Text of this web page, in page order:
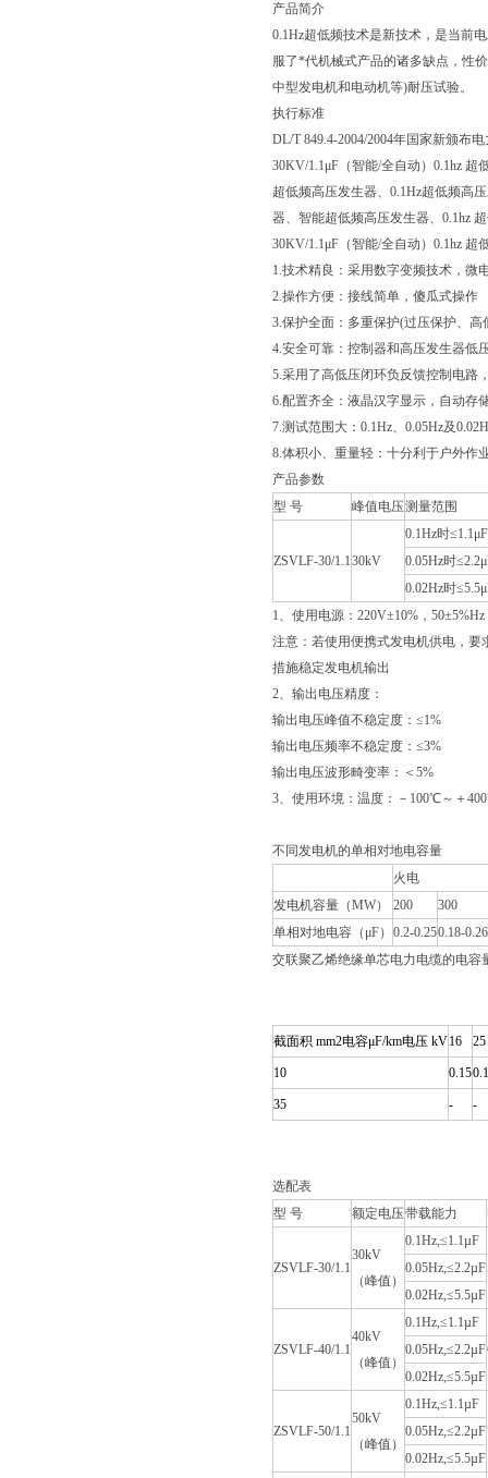
产品简介
0.1Hz超低频技术是新技术，是当前
服了*代机械式产品的诸多缺点，性
中型发电机和电动机等)耐压试验。
执行标准
DL/T 849.4-2004/2004年国家新颁布
30KV/1.1μF（智能/全自动）0.1hz 超
超低频高压发生器、0.1Hz超低频高
器、智能超低频高压发生器、0.1hz
30KV/1.1μF（智能/全自动）0.1hz 超
1.技术精良：采用数字变频技术，微
2.操作方便：接线简单，傻瓜式操作
3.保护全面：多重保护(过压保护、
4.安全可靠：控制器和高压发生器低
5.采用了高低压闭环负反馈控制电路
6.配置齐全：液晶汉字显示，自动存
7.测试范围大：0.1Hz、0.05Hz及
8.体积小、重量轻：十分利于户外作
产品参数
型 号
峰值电压测量范围
ZSVLF-30/1.130kV
0.1Hz时≤1.1μF
0.05Hz时
0.02Hz时
1、使用电源：220V±10%，50±5%Hz
注意：若使用便携式发电机供电，要
措施稳定发电机输出
2、输出电压精度：
输出电压峰值不稳定度：≤1%
输出电压频率不稳定度：≤3%
输出电压波形畸变率：＜5%
3、使用环境：温度：－100℃～＋
不同发电机的单相对地电容量
火电
发电机容量（MW）
200
300
单相对地电容（μF） 0.2-0.250.18-0.26
交联聚乙烯绝缘单芯电力电缆的电容
截面积 mm2电容μF/km电压 kV16 25
10 0.15
35 - -
选配表
型 号
额定电压带载能力
ZSVLF-30/1.1
30kV
（峰值）
0.1Hz,≤1.1µF
0.05Hz,≤2.2µF
0.02Hz,≤5.5µF
ZSVLF-40/1.1
40kV
（峰值）
0.1Hz,≤1.1µF
0.05Hz,≤2.2µF
0.02Hz,≤5.5µF
ZSVLF-50/1.1
50kV
（峰值）
0.1Hz,≤1.1µF
0.05Hz,≤2.2µF
0.02Hz,≤5.5µF